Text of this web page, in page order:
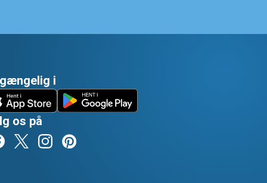
i
os på